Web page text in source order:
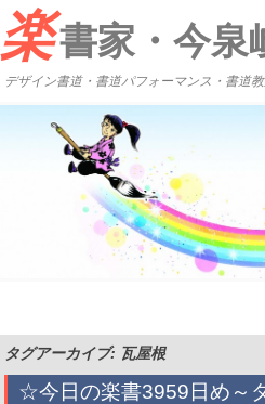
楽書家・今泉
デザイン書道・書道パフォーマンス・書道
タグアーカイブ: 瓦屋根
☆今日の楽書3959日め～